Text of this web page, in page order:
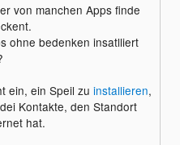
von manchen Apps finde
ohne bedenken insatlliert
ein, ein Speil zu installieren,
Kontakte, den Standort
hat.